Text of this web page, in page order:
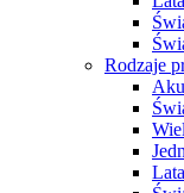
Rodzaje